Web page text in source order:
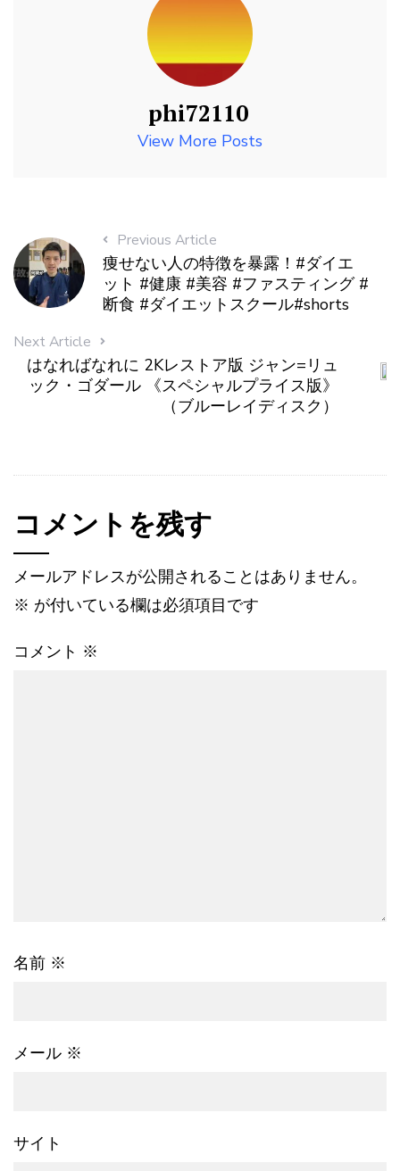
phi72110
View More Posts
Previous Article
痩せない人の特徴を暴露！#ダイエ
ット #健康 #美容 #ファスティング #
断食 #ダイエットスクール#shorts
Next Article
はなればなれに 2Kレストア版 ジャン=リュ
ック・ゴダール 《スペシャルプライス版》
（ブルーレイディスク）
コメントを残す
メールアドレスが公開されることはありません。
※ が付いている欄は必須項目です
コメント ※
名前 ※
メール ※
サイト